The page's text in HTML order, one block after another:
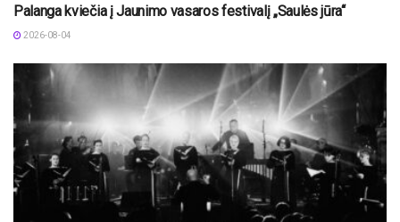
Palanga kviečia į Jaunimo vasaros festivalį „Saulės jūra“
2026-08-04